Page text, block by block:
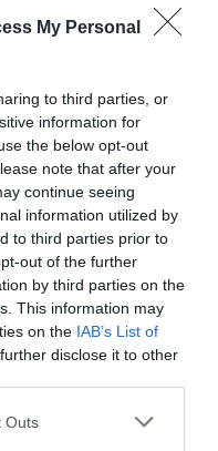
My Personal
to third parties, or
information for
the below opt-out
note that after your
continue seeing
information utilized by
to third parties prior to
out of the further
by third parties on the
This information may
on the IAB’s List of
disclose it to other
Outs
På denna sida
olika recept för alla
Alla recept
så att du ska
hemma. Läs mer